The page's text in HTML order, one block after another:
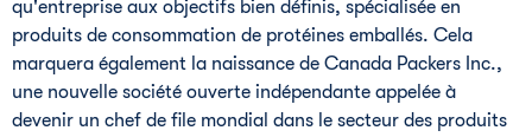
qu'entreprise aux objectifs bien définis, spécialisée en
produits de consommation de protéines emballés. Cela
marquera également la naissance de Canada Packers Inc.,
une nouvelle société ouverte indépendante appelée à
devenir un chef de file mondial dans le secteur des produits